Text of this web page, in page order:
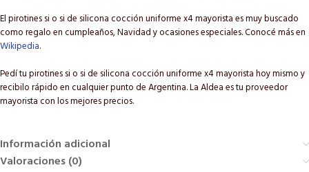
El pirotines si o si de silicona cocción uniforme x4 mayorista es muy buscado
como regalo en cumpleaños, Navidad y ocasiones especiales. Conocé más en
Wikipedia.
Pedí tu pirotines si o si de silicona cocción uniforme x4 mayorista hoy mismo y
recibilo rápido en cualquier punto de Argentina. La Aldea es tu proveedor
mayorista con los mejores precios.
Información adicional
Valoraciones (0)